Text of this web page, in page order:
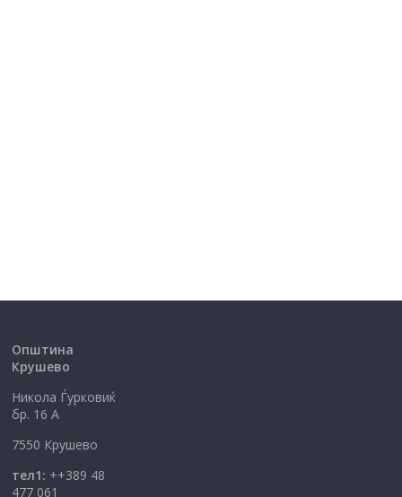
Општина
Крушево
Никола Ѓурковиќ
бр. 16 А
7550 Крушево
тел1: ++389 48
477 061